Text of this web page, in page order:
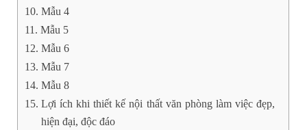
Mẫu 4
Mẫu 5
Mẫu 6
Mẫu 7
Mẫu 8
Lợi ích khi thiết kế nội thất văn phòng làm việc đẹp,
hiện đại, độc đáo